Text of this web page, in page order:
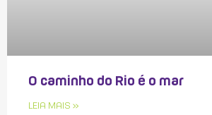
O caminho do Rio é o mar
LEIA MAIS »